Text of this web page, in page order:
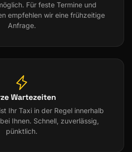
Für feste Termine und
empfehlen wir eine frühzeitige
Anfrage.
Wartezeiten
Ihr Taxi in der Regel innerhalb
Ihnen. Schnell, zuverlässig,
pünktlich.